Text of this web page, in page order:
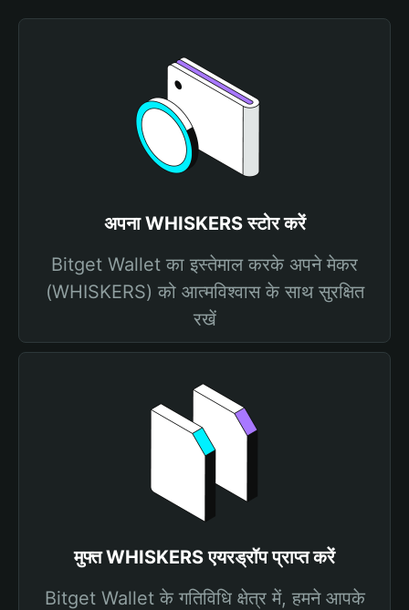
अपना WHISKERS स्टोर करें
Bitget Wallet का इस्तेमाल करके अपने मेकर
(WHISKERS) को आत्मविश्वास के साथ सुरक्षित
रखें
मुफ्त WHISKERS एयरड्रॉप प्राप्त करें
Bitget Wallet के गतिविधि क्षेत्र में, हमने आपके